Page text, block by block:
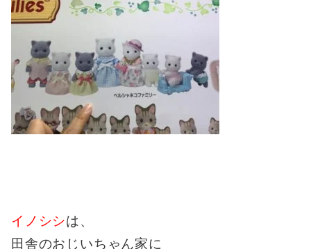
イノシシは、
田舎のおじいちゃん家に